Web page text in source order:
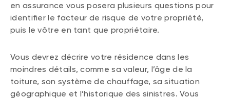
en assurance vous posera plusieurs questions pour
identifier le facteur de risque de votre propriété,
puis le vôtre en tant que propriétaire.
Vous devrez décrire votre résidence dans les
moindres détails, comme sa valeur, l’âge de la
toiture, son système de chauffage, sa situation
géographique et l’historique des sinistres. Vous